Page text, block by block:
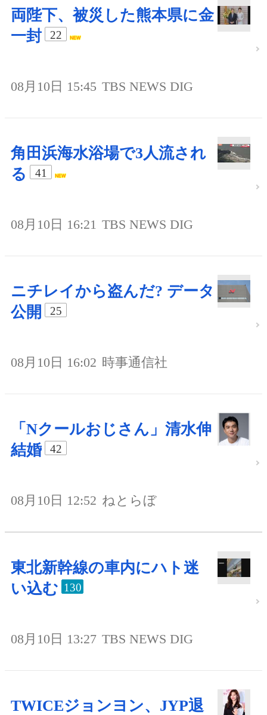
両陛下、被災した熊本県に金
一封
22
08月10日 15:45 TBS NEWS DIG
角田浜海水浴場で3人流され
る
41
08月10日 16:21 TBS NEWS DIG
ニチレイから盗んだ? データ
公開
25
08月10日 16:02 時事通信社
「Nクールおじさん」清水伸
結婚
42
08月10日 12:52 ねとらぼ
東北新幹線の車内にハト迷
い込む 130
08月10日 13:27 TBS NEWS DIG
TWICEジョンヨン、JYP退